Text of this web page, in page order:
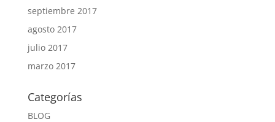
septiembre 2017
agosto 2017
julio 2017
marzo 2017
Categorías
BLOG